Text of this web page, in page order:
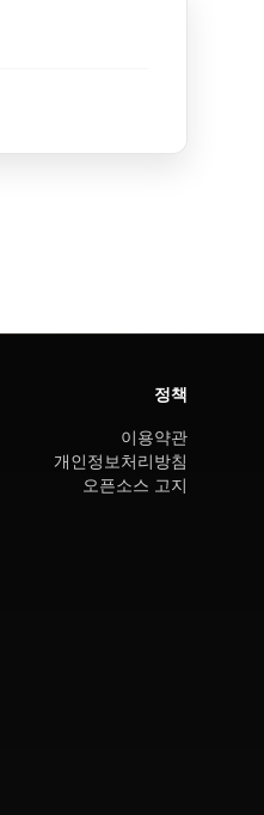
정책
이용약관
개인정보처리방침
오픈소스 고지